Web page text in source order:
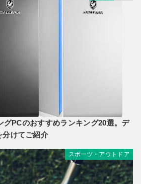
グPCのおすすめランキング20選。デ
分けてご紹介
スポーツ・アウトドア